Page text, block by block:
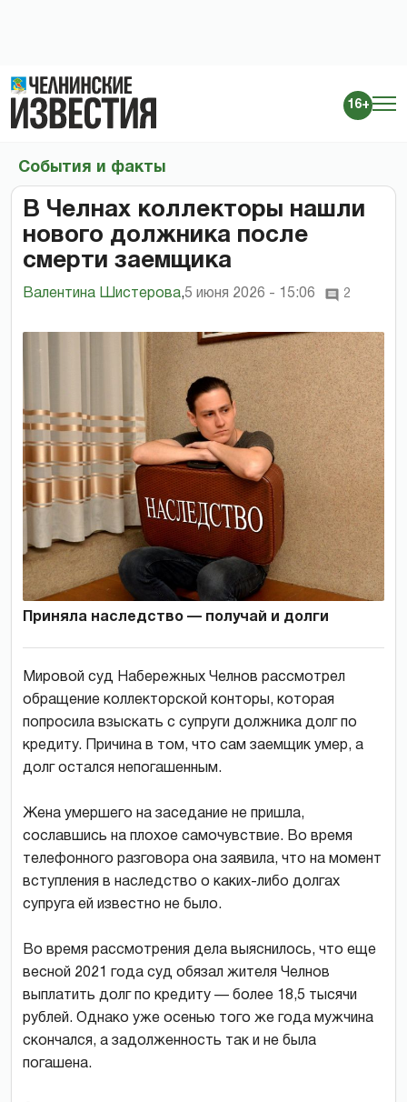
16+
События и факты
В Челнах коллекторы нашли
нового должника после
смерти заемщика
Валентина Шистерова,5 июня 2026 - 15:06 2
Приняла наследство — получай и долги
Мировой суд Набережных Челнов рассмотрел
обращение коллекторской конторы, которая
попросила взыскать с супруги должника долг по
кредиту. Причина в том, что сам заемщик умер, а
долг остался непогашенным.
Жена умершего на заседание не пришла,
сославшись на плохое самочувствие. Во время
телефонного разговора она заявила, что на момент
вступления в наследство о каких-либо долгах
супруга ей известно не было.
Во время рассмотрения дела выяснилось, что еще
весной 2021 года суд обязал жителя Челнов
выплатить долг по кредиту — более 18,5 тысячи
рублей. Однако уже осенью того же года мужчина
скончался, а задолженность так и не была
погашена.